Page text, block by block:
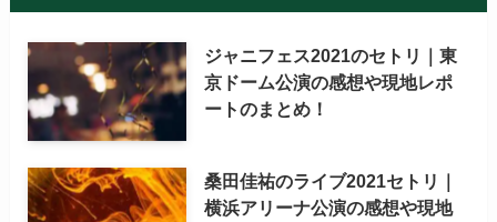
ジャニフェス2021のセトリ｜東
京ドーム公演の感想や現地レポ
ートのまとめ！
桑田佳祐のライブ2021セトリ｜
横浜アリーナ公演の感想や現地